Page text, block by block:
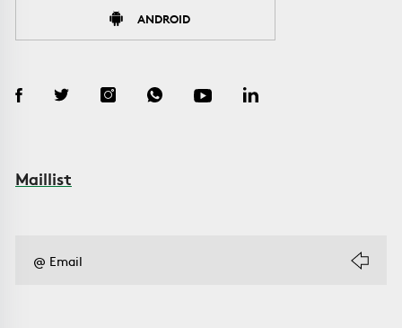
ANDROID
Maillist